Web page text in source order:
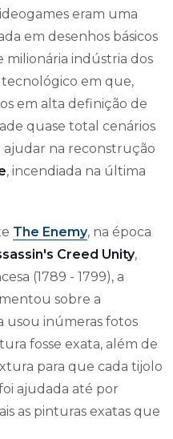
eram uma
em desenhos básicos
milionária indústria dos
em que,
em alta definição de
quase total cenários
ajudar na reconstrução
, incendiada na última
The Enemy, na época
Creed Unity,
(1789 - 1799), a
sobre a
usou inúmeras fotos
fosse exata, além de
para que cada tijolo
ajudada até por
as pinturas exatas que